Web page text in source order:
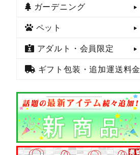
ガーデニング
ペット
アダルト・会員限定
ギフト包装・追加運送料金